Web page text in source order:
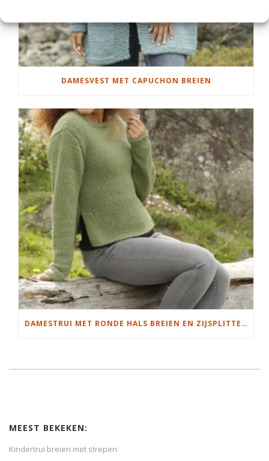
DAMESVEST MET CAPUCHON BREIEN
DAMESTRUI MET RONDE HALS BREIEN EN ZIJSPLITTEN
MEEST BEKEKEN:
Kindertrui breien met strepen